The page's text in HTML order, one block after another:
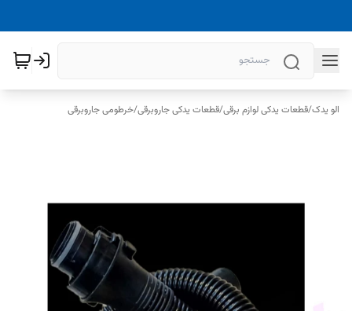
الو یدک/قطعات یدکی لوازم برقی/قطعات یدکی جاروبرقی/خرطومی جاروبرقی